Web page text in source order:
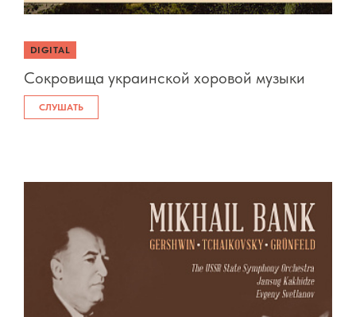
DIGITAL
Сокровища украинской хоровой музыки
СЛУШАТЬ